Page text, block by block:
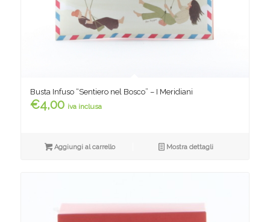
Busta Infuso “Sentiero nel Bosco” – I Meridiani
€4,00 iva inclusa
Aggiungi al carrello Mostra dettagli